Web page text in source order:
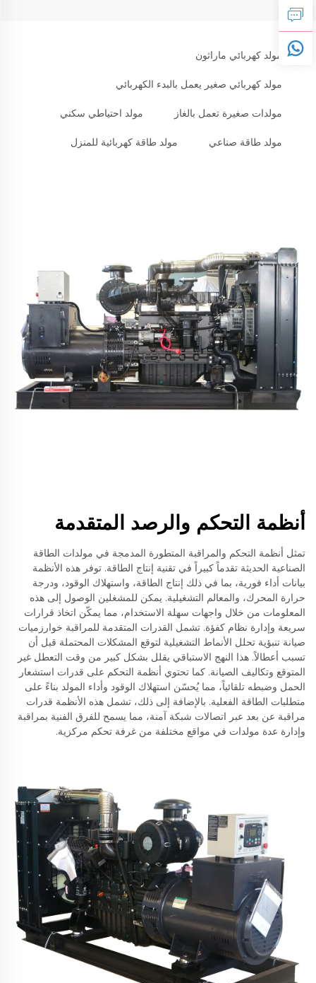
مولد كهربائي ماراثون
مولد كهربائي صغير يعمل بالبدء الكهربائي
مولدات صغيرة تعمل بالغاز مولد احتياطي سكني
مولد طاقة صناعي مولد طاقة كهربائية للمنزل
أنظمة التحكم والرصد المتقدمة
تمثل أنظمة التحكم والمراقبة المتطورة المدمجة في مولدات الطاقة
الصناعية الحديثة تقدماً كبيراً في تقنية إنتاج الطاقة. توفر هذه الأنظمة
بيانات أداء فورية، بما في ذلك إنتاج الطاقة، واستهلاك الوقود، ودرجة
حرارة المحرك، والمعالم التشغيلية. يمكن للمشغلين الوصول إلى هذه
المعلومات من خلال واجهات سهلة الاستخدام، مما يمكّن اتخاذ قرارات
سريعة وإدارة نظام كفؤة. تشمل القدرات المتقدمة للمراقبة خوارزميات
صيانة تنبؤية تحلل الأنماط التشغيلية لتوقع المشكلات المحتملة قبل أن
تسبب أعطالاً. هذا النهج الاستباقي يقلل بشكل كبير من وقت التعطل غير
المتوقع وتكاليف الصيانة. كما تحتوي أنظمة التحكم على قدرات استشعار
الحمل وضبطه تلقائياً، مما يُحسّن استهلاك الوقود وأداء المولد بناءً على
متطلبات الطاقة الفعلية. بالإضافة إلى ذلك، تشمل هذه الأنظمة قدرات
مراقبة عن بعد عبر اتصالات شبكة آمنة، مما يسمح للفرق الفنية بمراقبة
وإدارة عدة مولدات في مواقع مختلفة من غرفة تحكم مركزية.